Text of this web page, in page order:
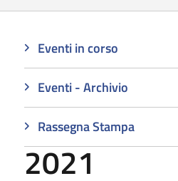
Eventi in corso
Eventi - Archivio
Rassegna Stampa
2021